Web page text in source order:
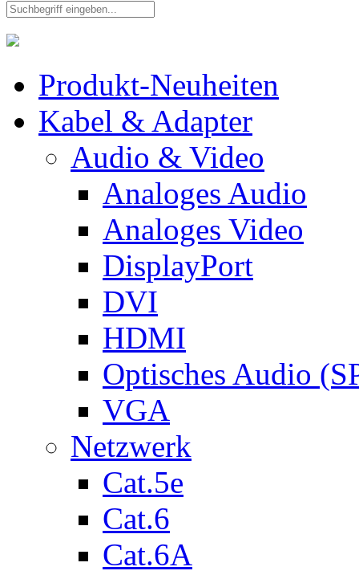
Produkt-Neuheiten
Kabel & Adapter
Audio & Video
Analoges Audio
Analoges Video
DisplayPort
DVI
HDMI
Optisches Audio
VGA
Netzwerk
Cat.5e
Cat.6
Cat.6A